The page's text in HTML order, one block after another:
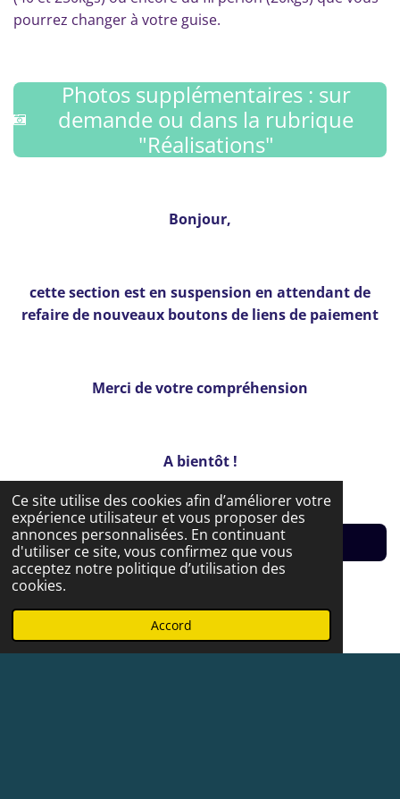
Ce site utilise des cookies afin d’améliorer votre
expérience utilisateur et vous proposer des
annonces personnalisées. En continuant
d'utiliser ce site, vous confirmez que vous
acceptez notre politique d’utilisation des
cookies.
Accord
pourrez changer à votre guise.
Photos supplémentaires : sur
demande ou dans la rubrique
"Réalisations"
Bonjour,
cette section est en suspension en attendant de
refaire de nouveaux boutons de liens de paiement
Merci de votre compréhension
A bientôt !
Haut de page
Boutique en ligne
Vitraux personnellement réalisés)